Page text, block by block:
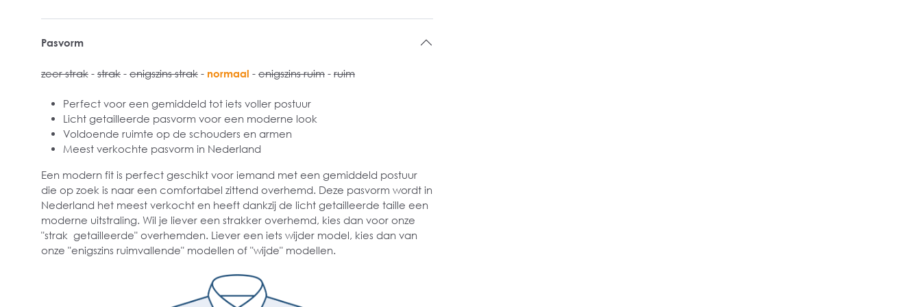
Pasvorm
zeer strak - strak - enigszins strak - normaal - enigszins ruim - ruim
Perfect voor een gemiddeld tot iets voller postuur
Licht getailleerde pasvorm voor een moderne look
Voldoende ruimte op de schouders en armen
Meest verkochte pasvorm in Nederland
Een modern fit is perfect geschikt voor iemand met een gemiddeld postuur
die op zoek is naar een comfortabel zittend overhemd. Deze pasvorm wordt in
Nederland het meest verkocht en heeft dankzij de licht getailleerde taille een
moderne uitstraling. Wil je liever een strakker overhemd, kies dan voor onze
"strak getailleerde" overhemden. Liever een iets wijder model, kies dan van
onze "enigszins ruimvallende" modellen of "wijde" modellen.